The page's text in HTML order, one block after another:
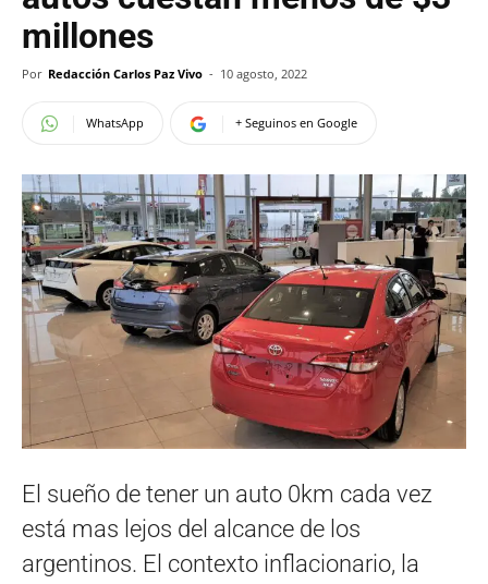
millones
Por Redacción Carlos Paz Vivo - 10 agosto, 2022
WhatsApp + Seguinos en Google
El sueño de tener un auto 0km cada vez
está mas lejos del alcance de los
argentinos. El contexto inflacionario, la